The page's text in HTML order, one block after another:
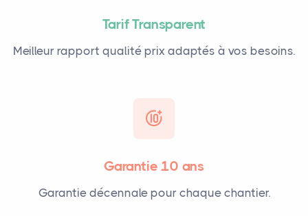
Tarif Transparent
Meilleur rapport qualité prix adaptés à vos besoins.
Garantie 10 ans
Garantie décennale pour chaque chantier.